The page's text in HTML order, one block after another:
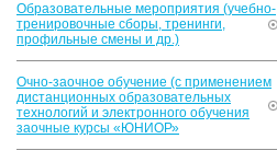
Образовательные мероприятия (учебно-
тренировочные сборы, тренинги,
профильные смены и др.)
Очно-заочное обучение (с применением
дистанционных образовательных
технологий и электронного обучения
заочные курсы «ЮНИОР»